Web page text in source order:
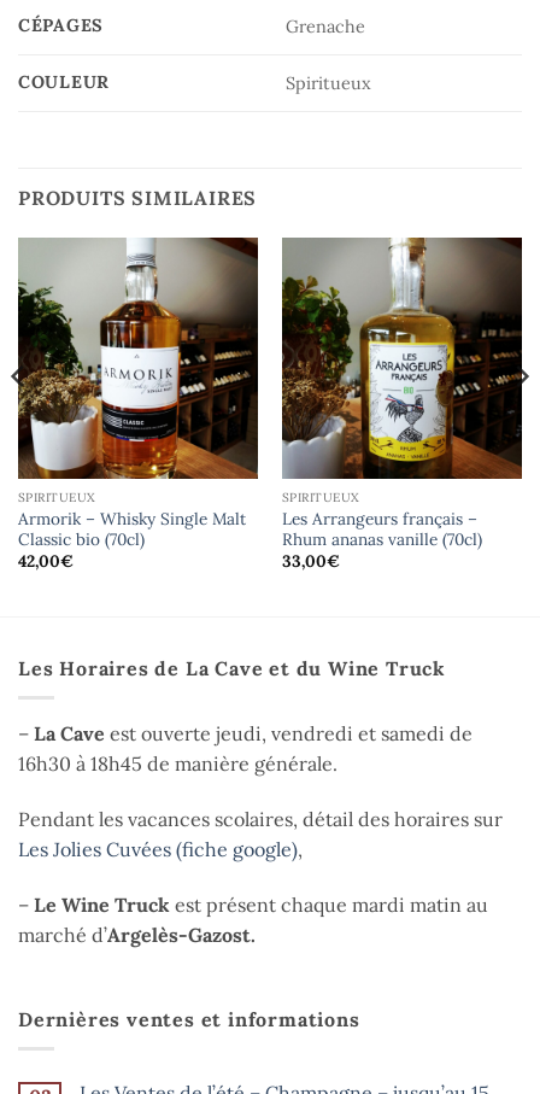
CÉPAGES Grenache
COULEUR Spiritueux
PRODUITS SIMILAIRES
SPIRITUEUX
Armorik – Whisky Single Malt
Classic bio (70cl)
42,00€
SPIRITUEUX
Les Arrangeurs français –
Rhum ananas vanille (70cl)
33,00€
Les Horaires de La Cave et du Wine Truck
– La Cave est ouverte jeudi, vendredi et samedi de
16h30 à 18h45 de manière générale.
Pendant les vacances scolaires, détail des horaires sur
Les Jolies Cuvées (fiche google),
– Le Wine Truck est présent chaque mardi matin au
marché d’Argelès-Gazost.
Dernières ventes et informations